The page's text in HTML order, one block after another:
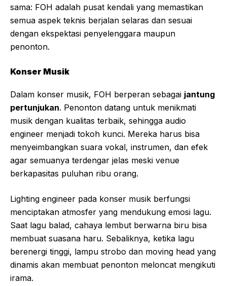
sama: FOH adalah pusat kendali yang memastikan
semua aspek teknis berjalan selaras dan sesuai
dengan ekspektasi penyelenggara maupun
penonton.
Konser Musik
Dalam konser musik, FOH berperan sebagai jantung
pertunjukan. Penonton datang untuk menikmati
musik dengan kualitas terbaik, sehingga audio
engineer menjadi tokoh kunci. Mereka harus bisa
menyeimbangkan suara vokal, instrumen, dan efek
agar semuanya terdengar jelas meski venue
berkapasitas puluhan ribu orang.
Lighting engineer pada konser musik berfungsi
menciptakan atmosfer yang mendukung emosi lagu.
Saat lagu balad, cahaya lembut berwarna biru bisa
membuat suasana haru. Sebaliknya, ketika lagu
berenergi tinggi, lampu strobo dan moving head yang
dinamis akan membuat penonton meloncat mengikuti
irama.